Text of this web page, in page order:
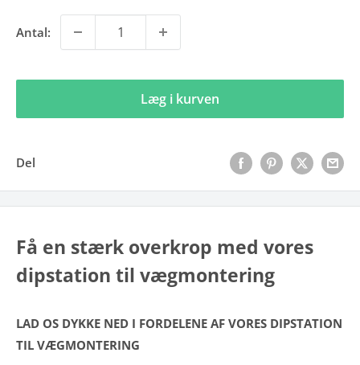
Antal:
Læg i kurven
Del
Få en stærk overkrop med vores
dipstation til vægmontering
LAD OS DYKKE NED I FORDELENE AF VORES DIPSTATION
TIL VÆGMONTERING